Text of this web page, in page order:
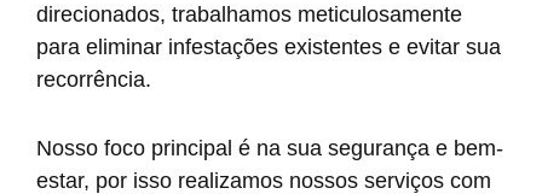
direcionados, trabalhamos meticulosamente
para eliminar infestações existentes e evitar sua
recorrência.
Nosso foco principal é na sua segurança e bem-
estar, por isso realizamos nossos serviços com